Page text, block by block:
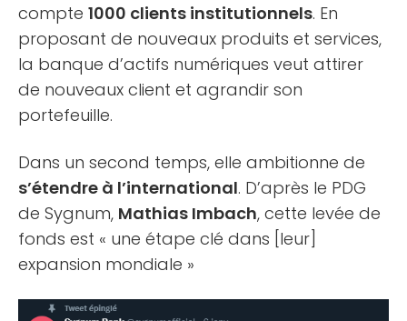
compte 1000 clients institutionnels. En
proposant de nouveaux produits et services,
la banque d’actifs numériques veut attirer
de nouveaux client et agrandir son
portefeuille.
Dans un second temps, elle ambitionne de
s’étendre à l’international. D’après le PDG
de Sygnum, Mathias Imbach, cette levée de
fonds est « une étape clé dans [leur]
expansion mondiale »